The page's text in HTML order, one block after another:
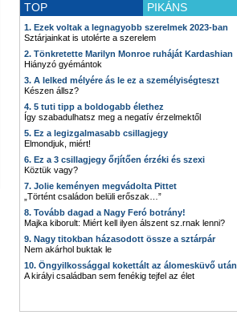
TOP PIKÁNS
1. Ezek voltak a legnagyobb szerelmek 2023-ban
Sztárjainkat is utolérte a szerelem
2. Tönkretette Marilyn Monroe ruháját Kardashian
Hiányzó gyémántok
3. A lelked mélyére ás le ez a személyiségteszt
Készen állsz?
4. 5 tuti tipp a boldogabb élethez
Így szabadulhatsz meg a negatív érzelmektől
5. Ez a legizgalmasabb csillagjegy
Elmondjuk, miért!
6. Ez a 3 csillagjegy őrjítően érzéki és szexi
Köztük vagy?
7. Jolie keményen megvádolta Pittet
„Történt családon belüli erőszak…”
8. Tovább dagad a Nagy Feró botrány!
Majka kiborult: Miért kell ilyen álszent sz.rnak lenni?
9. Nagy titokban házasodott össze a sztárpár
Nem akárhol buktak le
10. Öngyilkossággal kokettált az álomesküvő után
A királyi családban sem fenékig tejfel az élet